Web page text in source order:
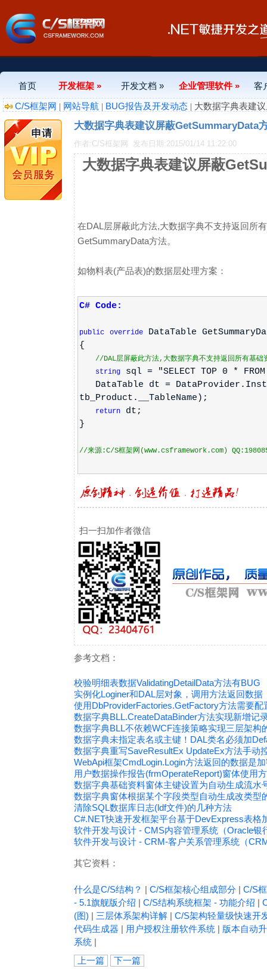
首页 开发框架 » 开发文档 » 企业管理软件 »
客
C/S框架网 | 网站导航 | BUG报告及开发动态 | 大数据字典表建
大数据字典表建议屏蔽GetSummaryData
作者:C/S框架网 发布日期:2015/01/14 11:22:00
大数据字典表建议屏蔽
在DAL层屏蔽此方法,大数据字典不支持返回所
GetSummaryData方法。
如物料表(产品表)的数据层处理方案：
C# Code:
public override
DataTable
{
//DAL层屏蔽此方法,大数据字典不支持返回所有基
string
sql = "SELECT TOP 0 *
DataTable dt =
tb_Product.__TableName);
return
dt;
}
//来源:C/S框架网(www.csframework.com)
扫一扫加作者微信
参考文档：
校验明细表数据ValidatingDetailData方法有BUG
实例化Loginer和DAL层对象，调用方法返回数据
使用DbProviderFactories.GetFactory方法需要配
数据字典BLL.CreateDataBinder方法实现新增记
数据字典BLL不依赖WCF连接策略实现三层架构
数据字典未指定表名或主键！DAL类名必须加
数据字典重写SaveResultEx UpdateEx方法手动
WebApi框架CmdLogin.Login方法返回的数据是
用户数据操作报告(frmOperateReport)窗体使用
数据字典基础资料窗体主键设置为自动生成流水
数据字典窗体根据某个字段类型自动生成改类型
清除SQL数据库日志(ldf文件)的几种方法
C#.NET快速开发框架平台基于DevExpress表格
软件开发与设计 - CMS内容管理系统（Oracle银
软件开发与设计 - CRM-客户关系管理系统（
其它资料：
什么是C/S结构？ | C/S框架核心组成部分 | C/S
- 5.1旗舰版介绍 | C/S结构系统框架 - 功能介绍 |
(图) | 三层体系架构详解 | C/S架构轻量级快速开
代码生成器 | 用户授权注册软件系统 | 版本自动
系统 |
上一篇
下一篇